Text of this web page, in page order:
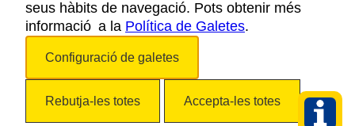
COOKIES
ACCESSIBILITAT
seus hàbits de navegació. Pots obtenir més
informació a la Política de Galetes.
Configuració de galetes
Rebutja-les totes Accepta-les totes